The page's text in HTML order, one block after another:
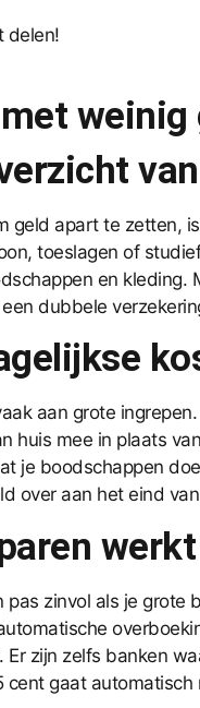
delen!
geld apart te zetten,
toeslagen of
en kleding.
dubbele
aan grote
huis mee in plaats
je boodschappen
over aan het eind
pas zinvol als je
Er zijn zelfs banken
gaat